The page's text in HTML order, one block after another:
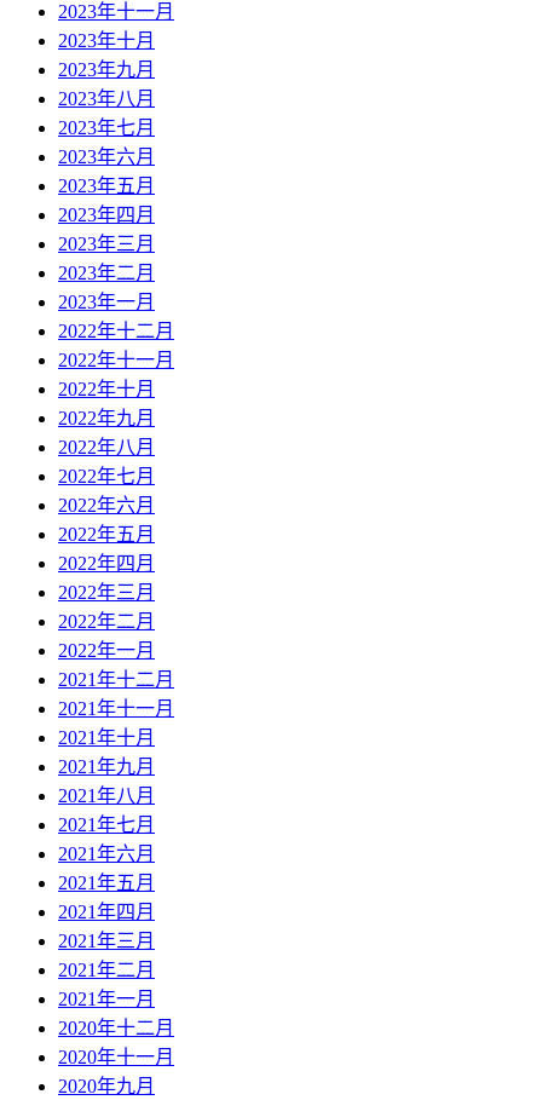
2023年十一月
2023年十月
2023年九月
2023年八月
2023年七月
2023年六月
2023年五月
2023年四月
2023年三月
2023年二月
2023年一月
2022年十二月
2022年十一月
2022年十月
2022年九月
2022年八月
2022年七月
2022年六月
2022年五月
2022年四月
2022年三月
2022年二月
2022年一月
2021年十二月
2021年十一月
2021年十月
2021年九月
2021年八月
2021年七月
2021年六月
2021年五月
2021年四月
2021年三月
2021年二月
2021年一月
2020年十二月
2020年十一月
2020年九月